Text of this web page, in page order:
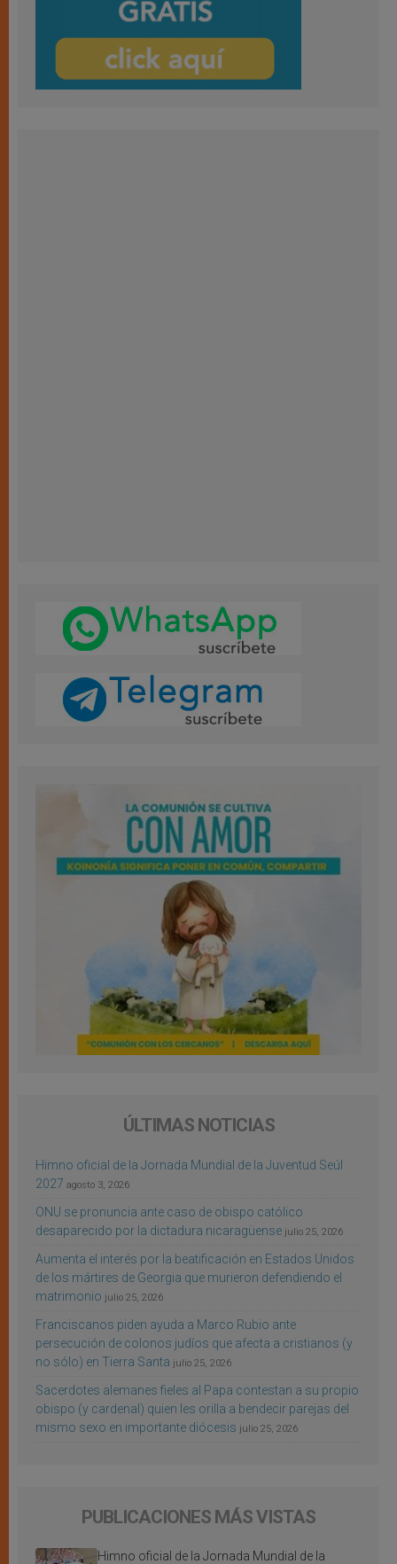
ÚLTIMAS NOTICIAS
Himno oficial de la Jornada Mundial de la Juventud Seúl
2027 agosto 3, 2026
ONU se pronuncia ante caso de obispo católico
desaparecido por la dictadura nicaragüense julio 25, 2026
Aumenta el interés por la beatificación en Estados Unidos
de los mártires de Georgia que murieron defendiendo el
matrimonio julio 25, 2026
Franciscanos piden ayuda a Marco Rubio ante
persecución de colonos judíos que afecta a cristianos (y
no sólo) en Tierra Santa julio 25, 2026
Sacerdotes alemanes fieles al Papa contestan a su propio
obispo (y cardenal) quien les orilla a bendecir parejas del
mismo sexo en importante diócesis julio 25, 2026
PUBLICACIONES MÁS VISTAS
Himno oficial de la Jornada Mundial de la